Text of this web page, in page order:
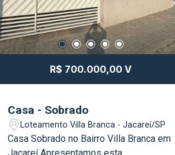
R$ 700.000,00 V
Casa - Sobrado
Loteamento Villa Branca - Jacareí/SP
Casa Sobrado no Bairro Villa Branca em